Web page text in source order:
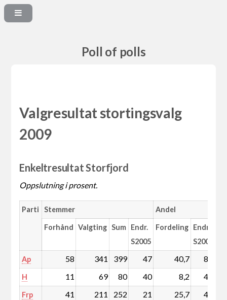
Poll of polls
Valgresultat stortingsvalg
2009
Enkeltresultat Storfjord
Oppslutning i prosent.
Parti Stemmer Andel
Forhånd Valgting Sum Endr.
S2005
Fordeling Endr.
S2005
Ap 58 341 399 47 40,7 8,3
H 11 69 80 40 8,2 4,5
Frp 41 211 252 21 25,7 4,4